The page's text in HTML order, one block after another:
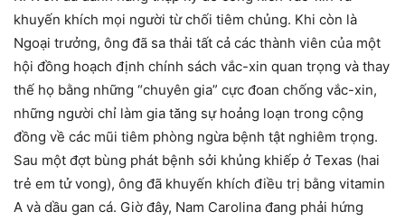
khuyến khích mọi người từ chối tiêm chủng. Khi còn là
Ngoại trưởng, ông đã sa thải tất cả các thành viên của một
hội đồng hoạch định chính sách vắc-xin quan trọng và thay
thế họ bằng những “chuyên gia” cực đoan chống vắc-xin,
những người chỉ làm gia tăng sự hoảng loạn trong cộng
đồng về các mũi tiêm phòng ngừa bệnh tật nghiêm trọng.
Sau một đợt bùng phát bệnh sởi khủng khiếp ở Texas (hai
trẻ em tử vong), ông đã khuyến khích điều trị bằng vitamin
A và dầu gan cá. Giờ đây, Nam Carolina đang phải hứng